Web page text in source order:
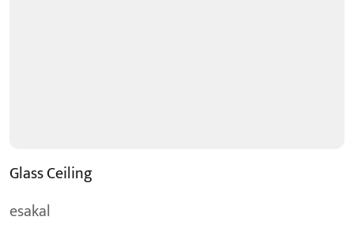
Glass Ceiling
esakal